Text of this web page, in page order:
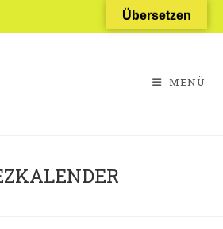
MENÜ
Übersetzen